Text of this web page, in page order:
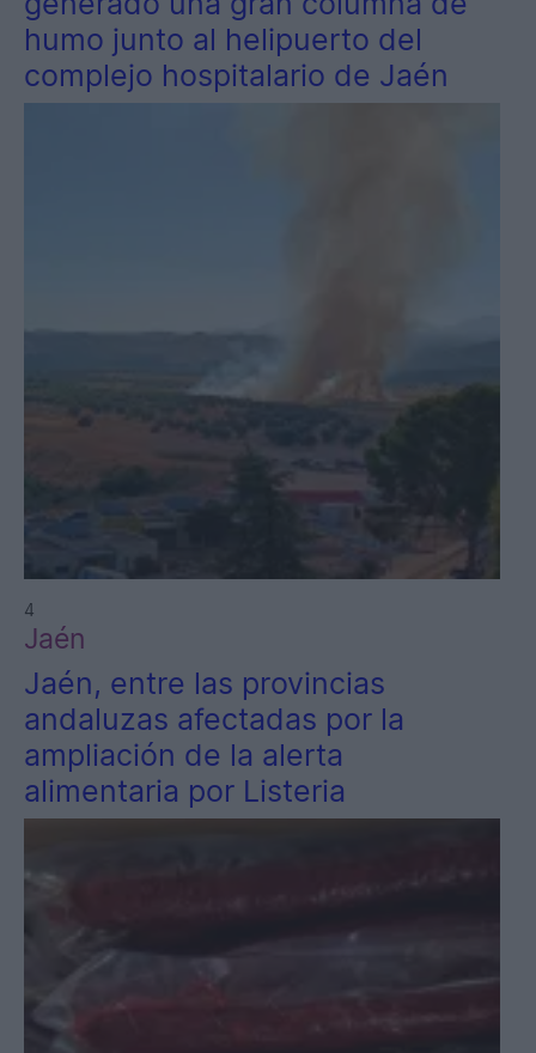
humo junto al helipuerto del
complejo hospitalario de Jaén
4
Jaén
Jaén, entre las provincias
andaluzas afectadas por la
ampliación de la alerta
alimentaria por Listeria